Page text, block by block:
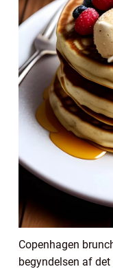
Copenhagen
begyndelsen af